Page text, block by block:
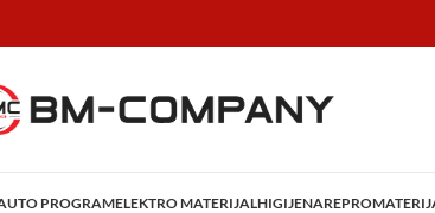
PROGRAMELEKTRO MATERIJALHIGIJENA